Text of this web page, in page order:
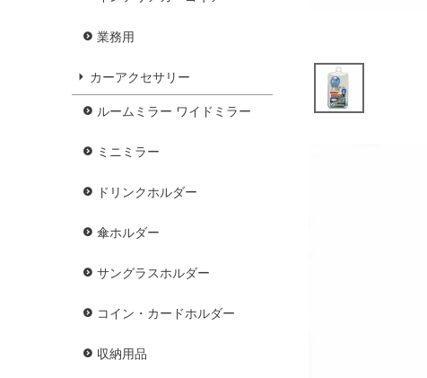
業務用
カーアクセサリー
ルームミラー ワイドミラー
ミニミラー
ドリンクホルダー
傘ホルダー
サングラスホルダー
コイン・カードホルダー
収納用品